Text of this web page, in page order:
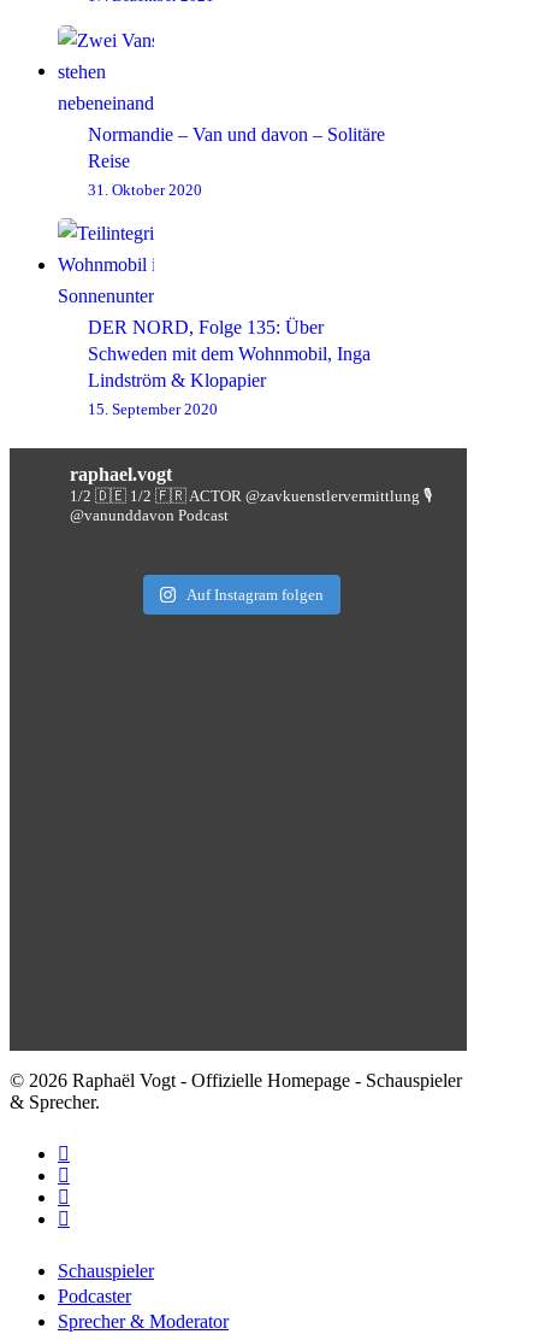
Normandie – Van und davon – Solitäre
Reise
31. Oktober 2020
DER NORD, Folge 135: Über
Schweden mit dem Wohnmobil, Inga
Lindström & Klopapier
15. September 2020
raphael.vogt
1/2 🇩🇪 1/2 🇫🇷 ACTOR @zavkuenstlervermittlung 🎙️
@vanunddavon Podcast
Auf Instagram folgen
© 2026 Raphaël Vogt - Offizielle Homepage - Schauspieler
& Sprecher.
facebook
youtube
instagram
email
Close
Menu
Schauspieler
Podcaster
Sprecher & Moderator